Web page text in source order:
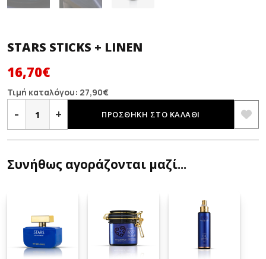
STARS STICKS + LINEN
Original
price
27,90€.
16,70€Η
τρέχουσα
τιμή
είναι:
16,70€.
Τιμή καταλόγου: 27,90€
-
STARS
STICKS
+
LINEN
+ ΠΡΟΣΘΉΚΗ ΣΤΟ ΚΑΛΆΘΙ
Συνήθως αγοράζονται μαζί...